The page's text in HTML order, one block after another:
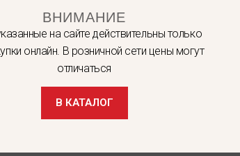
в т.ч. Largus Cross без снятия и
ВНИМАНИЕ
на сайте действительны только
онлайн. В розничной сети цены могут
отличаться
В КАТАЛОГ